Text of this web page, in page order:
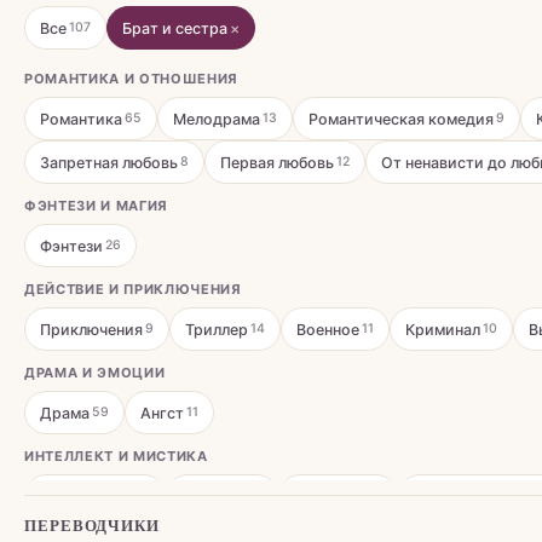
Все107 Брат и сестра ×
РОМАНТИКА И ОТНОШЕНИЯ
Романтика65 Мелодрама13 Романтическая комедия9
Запретная любовь8 Первая любовь12 От ненависти до
ФЭНТЕЗИ И МАГИЯ
Фэнтези 26
ДЕЙСТВИЕ И ПРИКЛЮЧЕНИЯ
Приключения9 Триллер 14 Военное11 Криминал10
ДРАМА И ЭМОЦИИ
Драма 59 Ангст11
ИНТЕЛЛЕКТ И МИСТИКА
Психология34 Мистика11 Детектив12
ПЕРЕВОДЧИКИ